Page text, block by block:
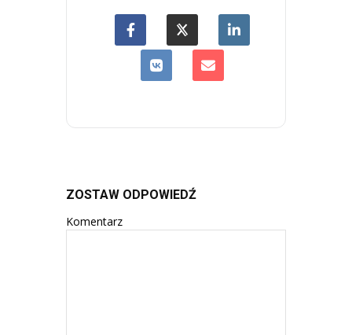
ZOSTAW ODPOWIEDŹ
Komentarz